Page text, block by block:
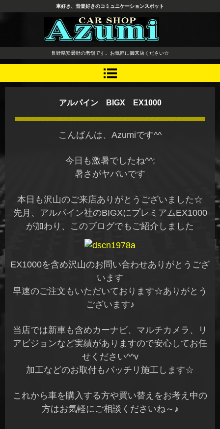
長野県 安曇野市 タイヤ ホ
イール デッドニング カーオ
ーディオ レカロシート
車好き、音楽好きのコミュニケーションスポット
長野県安曇野の老舗です。お気軽に御来店ください☆
アルパイン BIGX EX1000
こんばんは、Azumiです^^
今日も激暑でしたね^^;
暑さがヤバいです
本日も沢山のご来店ありがとうございました☆
先月、アルパイン社のBIGXにプレミアムEX1000
が加わり、このブログでもご紹介しました
EX1000を含め沢山のお問い合わせありがとうござ
います
早速のご注文もいただいております☆ありがとう
ございます♪
当店では新車も含めカーナビ、マルチカメラ、リ
アビジョンなど実績がありますので安心してお任
せください^^v
加工などのお取付もバッチリ施工します☆
これから車を購入する方や買い替えをお考え中の
方はお気軽にご相談くださいね～♪